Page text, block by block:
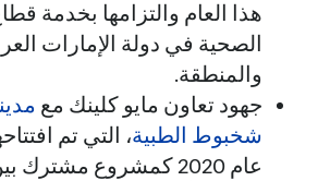
هذا العام والتزامها بخدمة
الصحية في دولة الإمارات
والمنطقة.
جهود تعاون مايو كلينك مع
شخبوط الطبية، التي تم
عام 2020 كمشروع مشترك